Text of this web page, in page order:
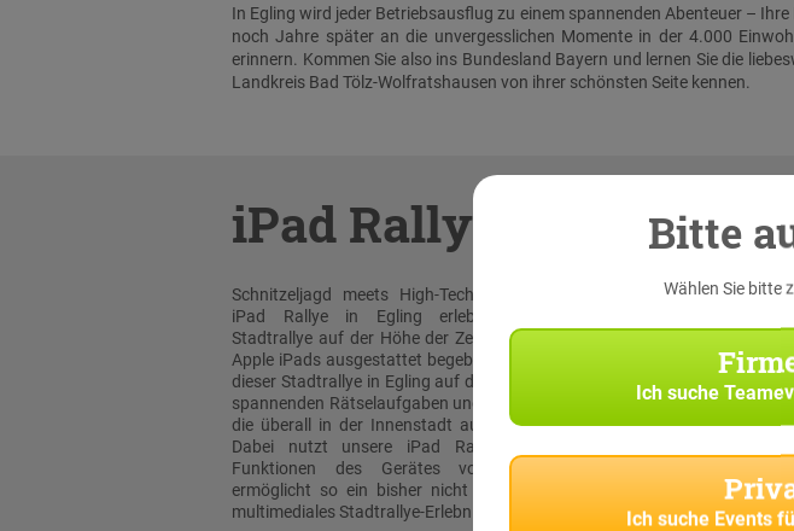
In Egling wird jeder Betriebsausflug zu einem spannenden Abenteuer – Ihre
noch Jahre später an die unvergesslichen Momente in der 4.000
erinnern. Kommen Sie also ins Bundesland Bayern und lernen Sie die
Landkreis Bad Tölz-Wolfratshausen von ihrer schönsten Seite kennen.
iPad Rallye
Schnitzeljagd meets High-Tech: Bei unserer
iPad Rallye in Egling erleben sie eine
Stadtrallye auf der Höhe der Zeit! Mit original
Apple iPads ausgestattet begeben Sie sich bei
dieser Stadtrallye in Egling auf die Suche nach
spannenden Rätselaufgaben und Team-Tasks,
die überall in der Innenstadt auf Sie warten.
Dabei nutzt unsere iPad Rallye App die
Funktionen des Gerätes voll aus und
ermöglicht so ein bisher nicht dagewesenes
multimediales Stadtrallye-Erlebnis!
Bitte
Wählen Sie bitte
Ich suche
Ich suche Events